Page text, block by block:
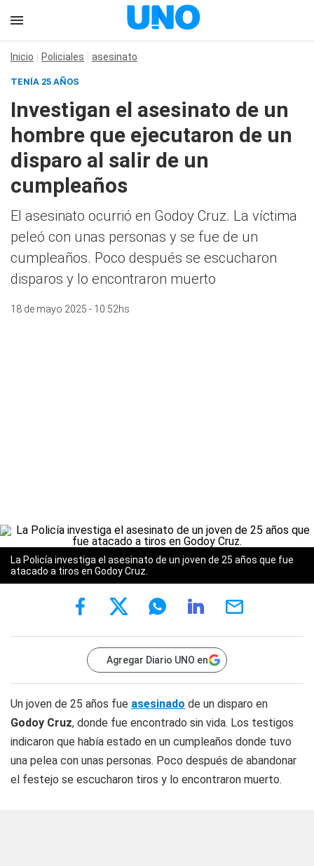
Inicio Policiales asesinato
TENÍA 25 AÑOS
Investigan el asesinato de un
hombre que ejecutaron de un
disparo al salir de un
cumpleaños
El asesinato ocurrió en Godoy Cruz. La víctima
peleó con unas personas y se fue de un
cumpleaños. Poco después se escucharon
disparos y lo encontraron muerto
18 de mayo 2025 - 10:52hs
La Policía investiga el asesinato de un joven de 25 años que fue
atacado a tiros en Godoy Cruz.
Agregar Diario UNO en
Un joven de 25 años fue asesinado de un disparo en
Godoy Cruz, donde fue encontrado sin vida. Los testigos
indicaron que había estado en un cumpleaños donde tuvo
una pelea con unas personas. Poco después de abandonar
el festejo se escucharon tiros y lo encontraron muerto.